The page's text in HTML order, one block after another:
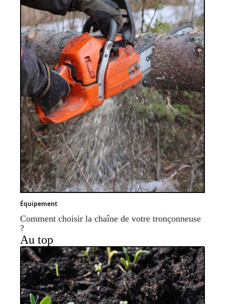
Équipement
Comment choisir la chaîne de votre tronçonneuse
?
Au top